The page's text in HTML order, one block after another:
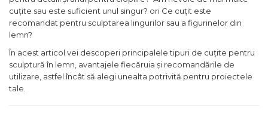
Maturi, Mopuri, Galeti &
Accesorii
Microscoape
Cantare
cuțite sau este suficient unul singur? ori Ce cuțit este
recomandat pentru sculptarea lingurilor sau a figurinelor din
lemn?
În acest articol vei descoperi principalele tipuri de cuțite pentru
sculptură în lemn, avantajele fiecăruia și recomandările de
utilizare, astfel încât să alegi unealta potrivită pentru proiectele
tale.